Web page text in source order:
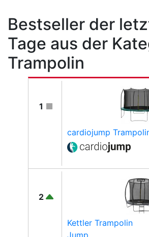
Bestseller der
Tage aus der
Trampolin
1
cardiojump
2
Kettler Trampolin
Jump